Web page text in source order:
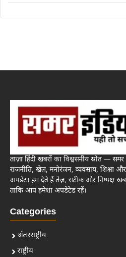
ताज़ा हिंदी खबरों का विश्वसनीय स्रोत — समर
राजनीति, खेल, मनोरंजन, व्यवसाय, शिक्षा
अपडेट। हम देते हैं तेज़, सटीक और निष्पक्ष
ताकि आप हमेशा अपडेटेड रहें।
Categories
अंतरराष्ट्रीय
राष्ट्रीय